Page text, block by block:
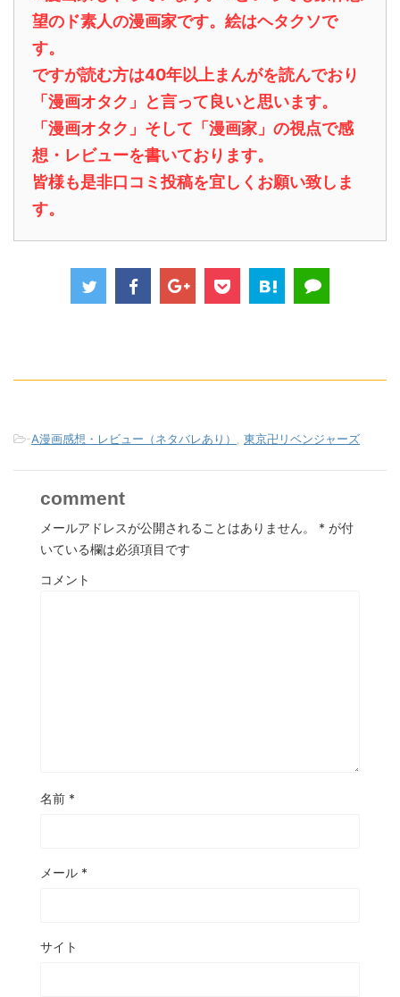
望のド素人の漫画家です。絵はヘタクソで
す。
ですが読む方は40年以上まんがを読んでおり
「漫画オタク」と言って良いと思います。
「漫画オタク」そして「漫画家」の視点で感
想・レビューを書いております。
皆様も是非口コミ投稿を宜しくお願い致しま
す。
-A漫画感想・レビュー（ネタバレあり） , 東京卍リベンジャーズ
comment
メールアドレスが公開されることはありません。 * が付
いている欄は必須項目です
コメント
名前 *
メール *
サイト